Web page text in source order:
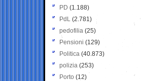
PD (1.188)
PdL (2.781)
pedofilia (25)
Pensioni (129)
Politica (40.873)
polizia (253)
Porto (12)